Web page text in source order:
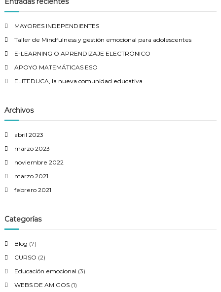
MAYORES INDEPENDIENTES
Taller de Mindfulness y gestión emocional para adolescentes
E-LEARNING O APRENDIZAJE ELECTRÓNICO
APOYO MATEMÁTICAS ESO
ELITEDUCA, la nueva comunidad educativa
Archivos
abril 2023
marzo 2023
noviembre 2022
marzo 2021
febrero 2021
Categorías
Blog (7)
CURSO (2)
Educación emocional (3)
WEBS DE AMIGOS(1)